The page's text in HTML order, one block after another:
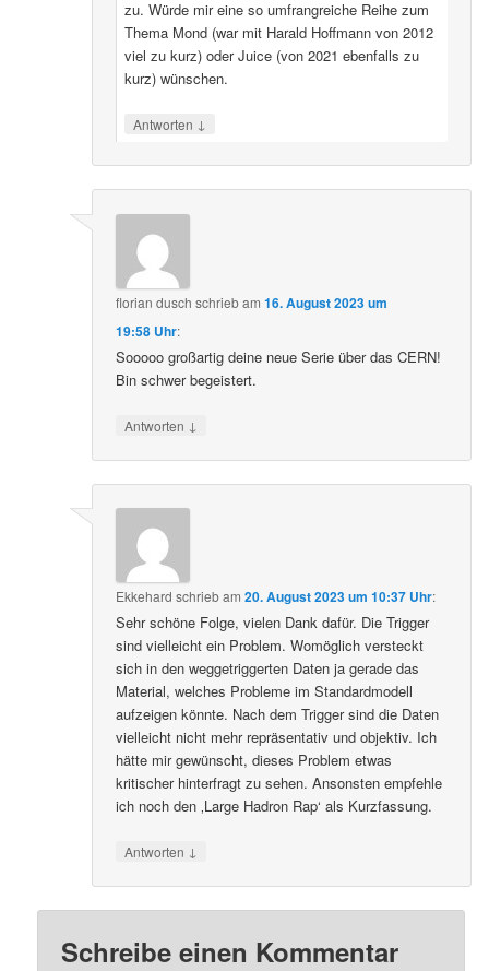
zu. Würde mir eine so umfrangreiche Reihe zum
Thema Mond (war mit Harald Hoffmann von 2012
viel zu kurz) oder Juice (von 2021 ebenfalls zu
kurz) wünschen.
Antworten ↓
florian dusch schriebam16. August 2023 um
19:58 Uhr:
Sooooo großartig deine neue Serie über das CERN!
Bin schwer begeistert.
Antworten ↓
Ekkehard schriebam20. August 2023 um 10:37 Uhr:
Sehr schöne Folge, vielen Dank dafür. Die Trigger
sind vielleicht ein Problem. Womöglich versteckt
sich in den weggetriggerten Daten ja gerade das
Material, welches Probleme im Standardmodell
aufzeigen könnte. Nach dem Trigger sind die Daten
vielleicht nicht mehr repräsentativ und objektiv. Ich
hätte mir gewünscht, dieses Problem etwas
kritischer hinterfragt zu sehen. Ansonsten empfehle
ich noch den ‚Large Hadron Rap‘ als Kurzfassung.
Antworten ↓
Schreibe einen Kommentar